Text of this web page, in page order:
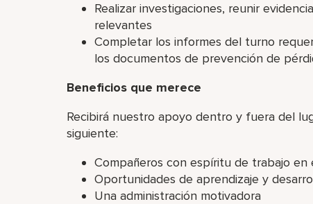
Realizar investigaciones, reunir
relevantes
Completar los informes del turno
los documentos de prevención de
Beneficios que merece
Recibirá nuestro apoyo dentro y fuera del
siguiente:
Compañeros con espíritu de trabajo en
Oportunidades de aprendizaje y
Una administración motivadora